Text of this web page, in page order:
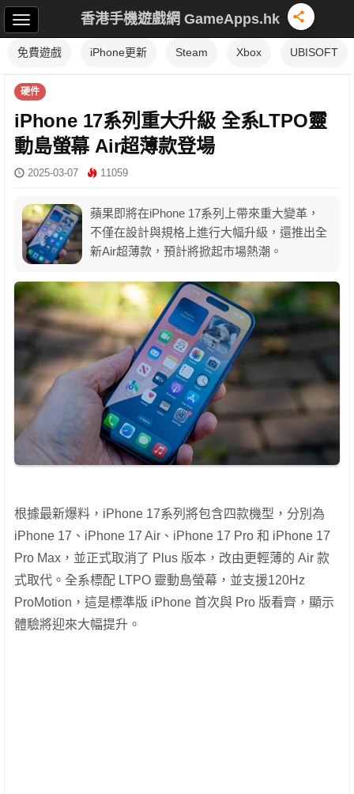
香港手機遊戲網 GameApps.hk
免費遊戲 iPhone更新 Steam Xbox UBISOFT
硬件
iPhone 17系列重大升級 全系LTPO靈
動島螢幕 Air超薄款登場
2025-03-07 11059
蘋果即將在iPhone 17系列上帶來重大變革，
不僅在設計與規格上進行大幅升級，還推出全
新Air超薄款，預計將掀起市場熱潮。
根據最新爆料，iPhone 17系列將包含四款機型，分別為
iPhone 17、iPhone 17 Air、iPhone 17 Pro 和 iPhone 17
Pro Max，並正式取消了 Plus 版本，改由更輕薄的 Air 款
式取代。全系標配 LTPO 靈動島螢幕，並支援120Hz
ProMotion，這是標準版 iPhone 首次與 Pro 版看齊，顯示
體驗將迎來大幅提升。